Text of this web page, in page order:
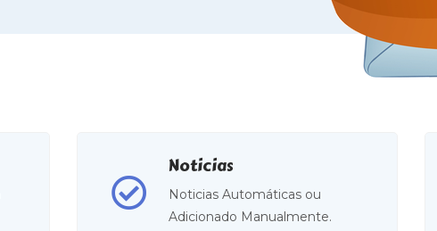
Noticias
Noticias Automáticas ou
Adicionado Manualmente.